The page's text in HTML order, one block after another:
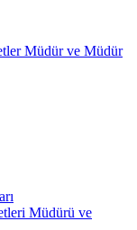
Müdür ve Müdür
Müdürü ve